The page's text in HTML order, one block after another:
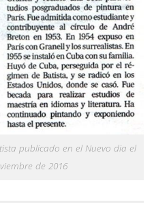
publicado en el Nuevo dia el
de 2016